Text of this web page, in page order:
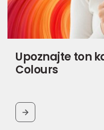
Upoznajte ton
Colours
BUTTON